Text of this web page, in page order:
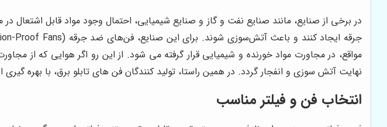
در برخی از صنایع، مانند صنایع نفت و گاز و صنایع شیمیایی، احتمال وجود مواد قابل
مواقع، در مجاورت مواد خورنده و شیمیایی قرار گرفته می شود. از این رو اگر هوایی که از
نهایت آتش سوزی و انفجار گردد. در همین راستا، تولید کنندگان فن های تابلو برق، با بهره گیری
انتخاب فن و فیلتر مناسب